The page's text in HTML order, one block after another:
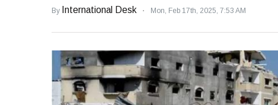
By International Desk Mon, Feb 17th, 2025, 7:53 AM